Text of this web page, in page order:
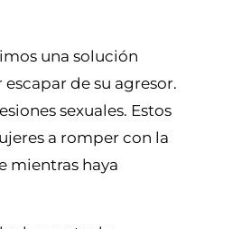
una solución
de su agresor.
sexuales. Estos
a romper con la
mientras haya